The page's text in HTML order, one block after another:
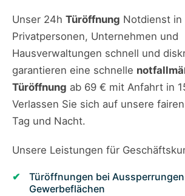
Unser 24h Türöffnung Notdienst in
Privatpersonen, Unternehmen und
Hausverwaltungen schnell und
garantieren eine schnelle
Türöffnung ab 69 € mit Anfahrt in
Verlassen Sie sich auf unsere
Tag und Nacht.
Unsere Leistungen für
Türöffnungen bei
Gewerbeflächen